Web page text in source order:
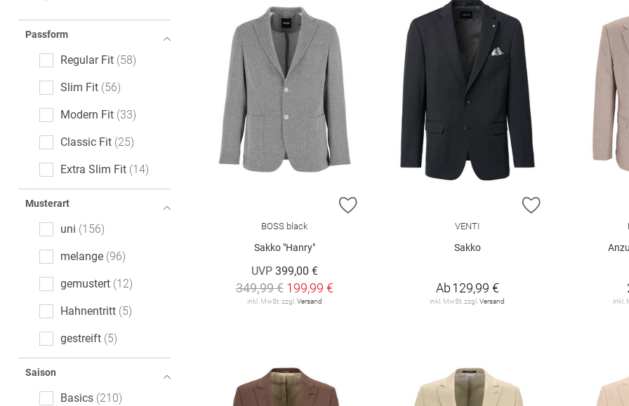
EDUARD DRESSLER
HUGO
15
LINDBERGH 2
58
S. Oliver Black Label
Passform
Regular Fit 58
Slim Fit 56
Modern Fit 33
Classic Fit 25
Extra Slim Fit 14
Tailored Fit
Casual Fit
Relaxed Fit 4
Super Slim Fit
Musterart
uni 156
melange 96
gemustert 12
Hahnentritt 5
gestreift 5
Fischgrätmuster
Saison
Basics 210
ZUR WUNSCHLISTE HINZUFÜGEN
BOSS black
Sakko "Hanry"
UVP 399,00 €
349,99 € 199,99 €
inkl. MwSt. zzgl. Versand
ZUR
VENTI
Sakko
Ab129,99 €
inkl. MwSt. zzgl.Versand inkl.